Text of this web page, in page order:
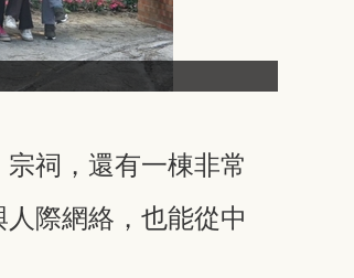
祠，還有一棟非常
際網絡，也能從中